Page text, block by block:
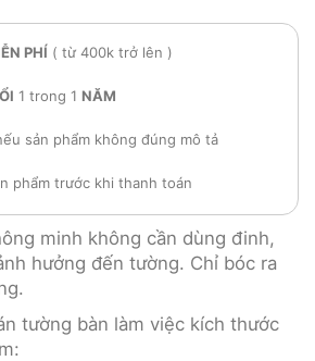
PHÍ ( từ 400k trở lên )
1 trong 1 NĂM
sản phẩm không đúng mô tả
phẩm trước khi thanh toán
minh không cần dùng đinh,
hưởng đến tường. Chỉ bóc ra
tường bàn làm việc kích thước